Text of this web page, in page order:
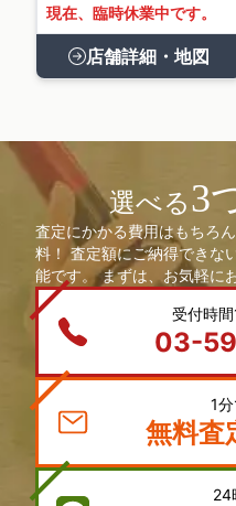
現在、臨時休業中です。
店舗詳細・地図
選べる3
査定にかかる費用はもちろ
料！ 査定額にご納得できな
能です。 まずは、お気軽に
受付時
03-
無料査
24